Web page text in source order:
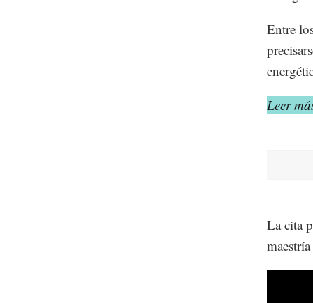
Entre
Leer
La cita